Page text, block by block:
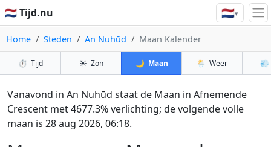
🇳🇱 Tijd.nu 🇳🇱▾
Home Steden An Nuhūd Maan Kalender
⏱️ Tijd ☀️ Zon 🌙 Maan 🌦️ Weer 💨
Vanavond in An Nuhūd staat de Maan in Afnemende
Crescent met 4677.3% verlichting; de volgende volle
maan is 28 aug 2026, 06:18.